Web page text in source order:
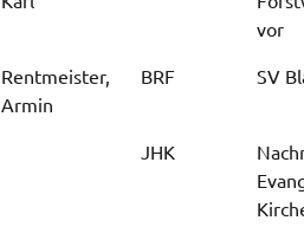
vor
Rentmeister,
Armin
BRF SV
JHK